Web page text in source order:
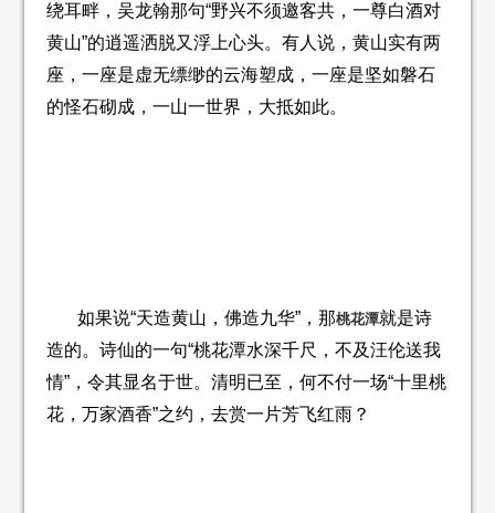
绕耳畔，吴龙翰那句“野兴不须邀客共，一尊白酒对
黄山”的逍遥洒脱又浮上心头。有人说，黄山实有两
座，一座是虚无缥缈的云海塑成，一座是坚如磐石
的怪石砌成，一山一世界，大抵如此。
如果说“天造黄山，佛造九华”，那桃花潭就是诗
造的。诗仙的一句“桃花潭水深千尺，不及汪伦送我
情”，令其显名于世。清明已至，何不付一场“十里桃
花，万家酒香”之约，去赏一片芳飞红雨？